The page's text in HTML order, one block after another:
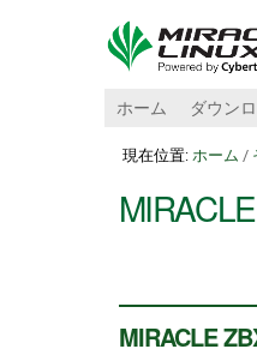
ホーム ダウン
現在位置: ホーム /
MIRACLE